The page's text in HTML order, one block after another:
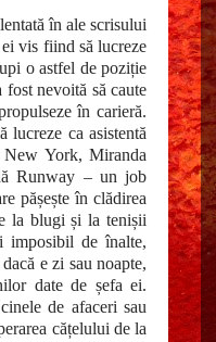
în ale scrisului
vis fiind să lucreze
o astfel de poziție
nevoită să caute
în carieră.
lucreze ca asistentă
New York, Miranda
Runway – un job
pășește în clădirea
la blugi și la tenișii
imposibil de înalte,
e zi sau noapte,
date de șefa ei.
de afaceri sau
cățelului de la